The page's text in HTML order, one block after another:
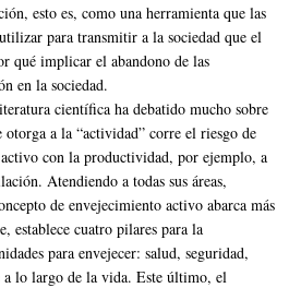
esto es, como una herramienta que las
para transmitir a la sociedad que el
qué implicar el abandono de las
en la sociedad.
científica ha debatido mucho sobre
otorga a la “actividad” corre el riesgo de
con la productividad, por ejemplo, a
Atendiendo a todas sus áreas,
de envejecimiento activo abarca más
establece cuatro pilares para la
para envejecer: salud, seguridad,
lo largo de la vida. Este último, el